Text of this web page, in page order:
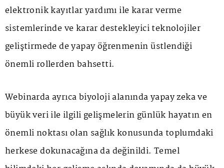
elektronik kayıtlar yardımı ile karar verme
sistemlerinde ve karar destekleyici teknolojiler
geliştirmede de yapay öğrenmenin üstlendiği
önemli rollerden bahsetti.
Webinarda ayrıca biyoloji alanında yapay zeka ve
büyük veri ile ilgili gelişmelerin günlük hayatın en
önemli noktası olan sağlık konusunda toplumdaki
herkese dokunacağına da değinildi. Temel